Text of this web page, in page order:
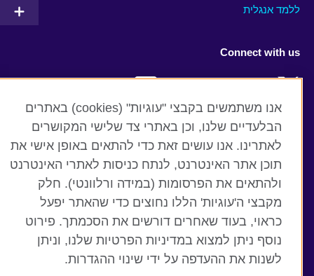
ללמד אנגלית
Connect with us
YouTube
Flickr RSS
TikTok
British Council global
אנו משתמשים בקבצי "עוגיות" (cookies) באתרים
הבלעדיים שלנו, וכן באתרי צד שלישי המקושרים
לאתרינו. אנו עושים זאת כדי להתאים באופן אישי את
תוכן אתר האינטרנט, לנתח כניסות לאתרי האינטרנט
ולהתאים את הפרסומות (במידה ורלוונטי). חלק
מקבצי ה'עוגיות' הללו נחוצים כדי שהאתר יפעל
כראוי, בעוד שאחרים דורשים את הסכמתך. פירוט
נוסף ניתן למצוא במדיניות הפרטיות שלנו, וניתן
לשנות את ההעדפה על ידי שינוי ההגדרות.